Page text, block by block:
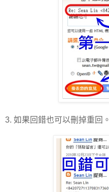
3. 如果回錯也可以刪掉重回。